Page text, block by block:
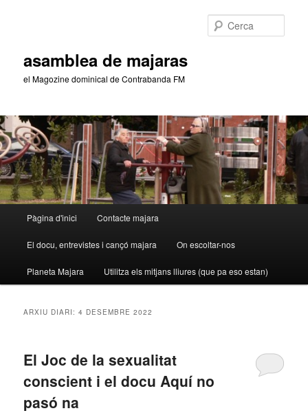
asamblea de majaras
el Magozine dominical de Contrabanda FM
principal
Pàgina d'inici Contacte majara
El docu, entrevistes i cançó majara On escoltar-nos
Planeta Majara Utilitza els mitjans lliures (que pa eso estan)
ARXIU DIARI:4 DESEMBRE 2022
El Joc de la sexualitat
conscient i el docu Aquí no
pasó na